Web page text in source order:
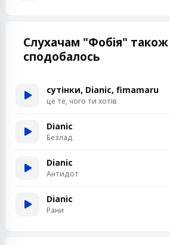
Слухачам "Фобія" також
сподобалось
сутінки, Dianic, fimamaru
це те, чого ти хотів
Dianic
Безлад
Dianic
Антидот
Dianic
Рани